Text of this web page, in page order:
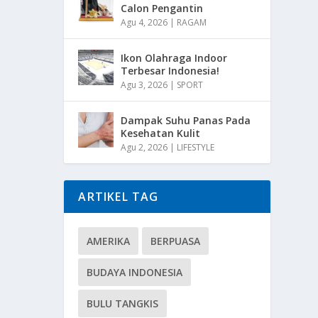
Calon Pengantin
Agu 4, 2026 | RAGAM
Ikon Olahraga Indoor
Terbesar Indonesia!
Agu 3, 2026 | SPORT
Dampak Suhu Panas Pada
Kesehatan Kulit
Agu 2, 2026 | LIFESTYLE
ARTIKEL TAG
AMERIKA BERPUASA
BUDAYA INDONESIA
BULU TANGKIS